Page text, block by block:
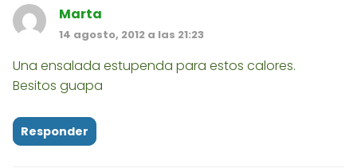
Marta
14 agosto, 2012 a las 21:23
Una ensalada estupenda para estos calores.
Besitos guapa
Responder